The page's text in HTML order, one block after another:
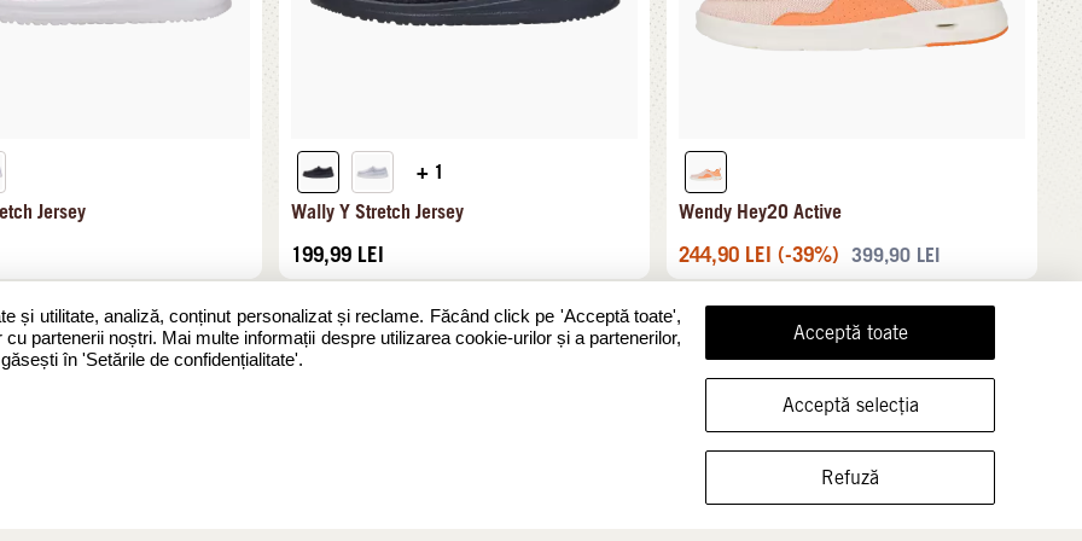
ARATĂ ÎNCĂLȚĂMINTEA ÎN ACEASTĂ MĂRIME
Jersey
+ 1
Wally Y Stretch Jersey
199,99 LEI
Wendy Hey2O Active
244,90 LEI (-39%) 399,90 LEI
și utilitate, analiză, conținut personalizat și reclame. Făcând click pe 'Acceptă toate',
partenerii noștri. Mai multe informații despre utilizarea cookie-urilor și a partenerilor,
în 'Setările de confidențialitate'.
Acceptă toate
Acceptă selecția
Refuză